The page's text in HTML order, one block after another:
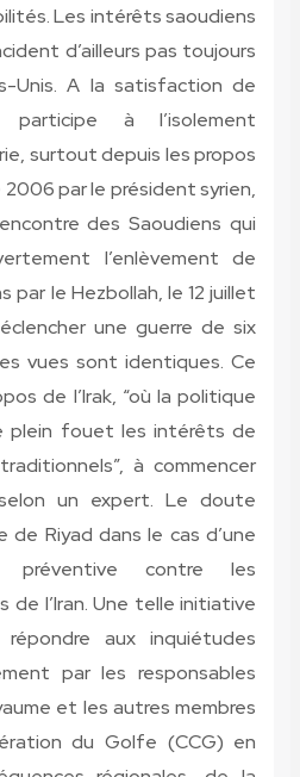
Les intérêts saoudiens
d’ailleurs pas toujours
Unis. A la satisfaction de
participe à l’isolement
surtout depuis les propos
par le président syrien,
des Saoudiens qui
l’enlèvement de
par le Hezbollah, le 12 juillet
une guerre de six
vues sont identiques. Ce
de l’Irak, “où la politique
plein fouet les intérêts de
à commencer
un expert. Le doute
Riyad dans le cas d’une
préventive contre les
de l’Iran. Une telle initiative
aux inquiétudes
par les responsables
et les autres membres
du Golfe (CCG) en